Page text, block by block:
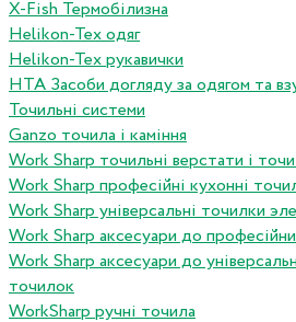
X-Fish Термобілизна
Helikon-Tex одяг
Helikon-Tex рукавички
HTA Засоби догляду за одягом та
Точильні системи
Ganzo точила і каміння
Work Sharp точильні верстати і
Work Sharp професiйнi кухоннi
Work Sharp унiверсальнi точилки
Work Sharp аксесуари до
Work Sharp аксесуари до
точилок
WorkSharp ручні точила